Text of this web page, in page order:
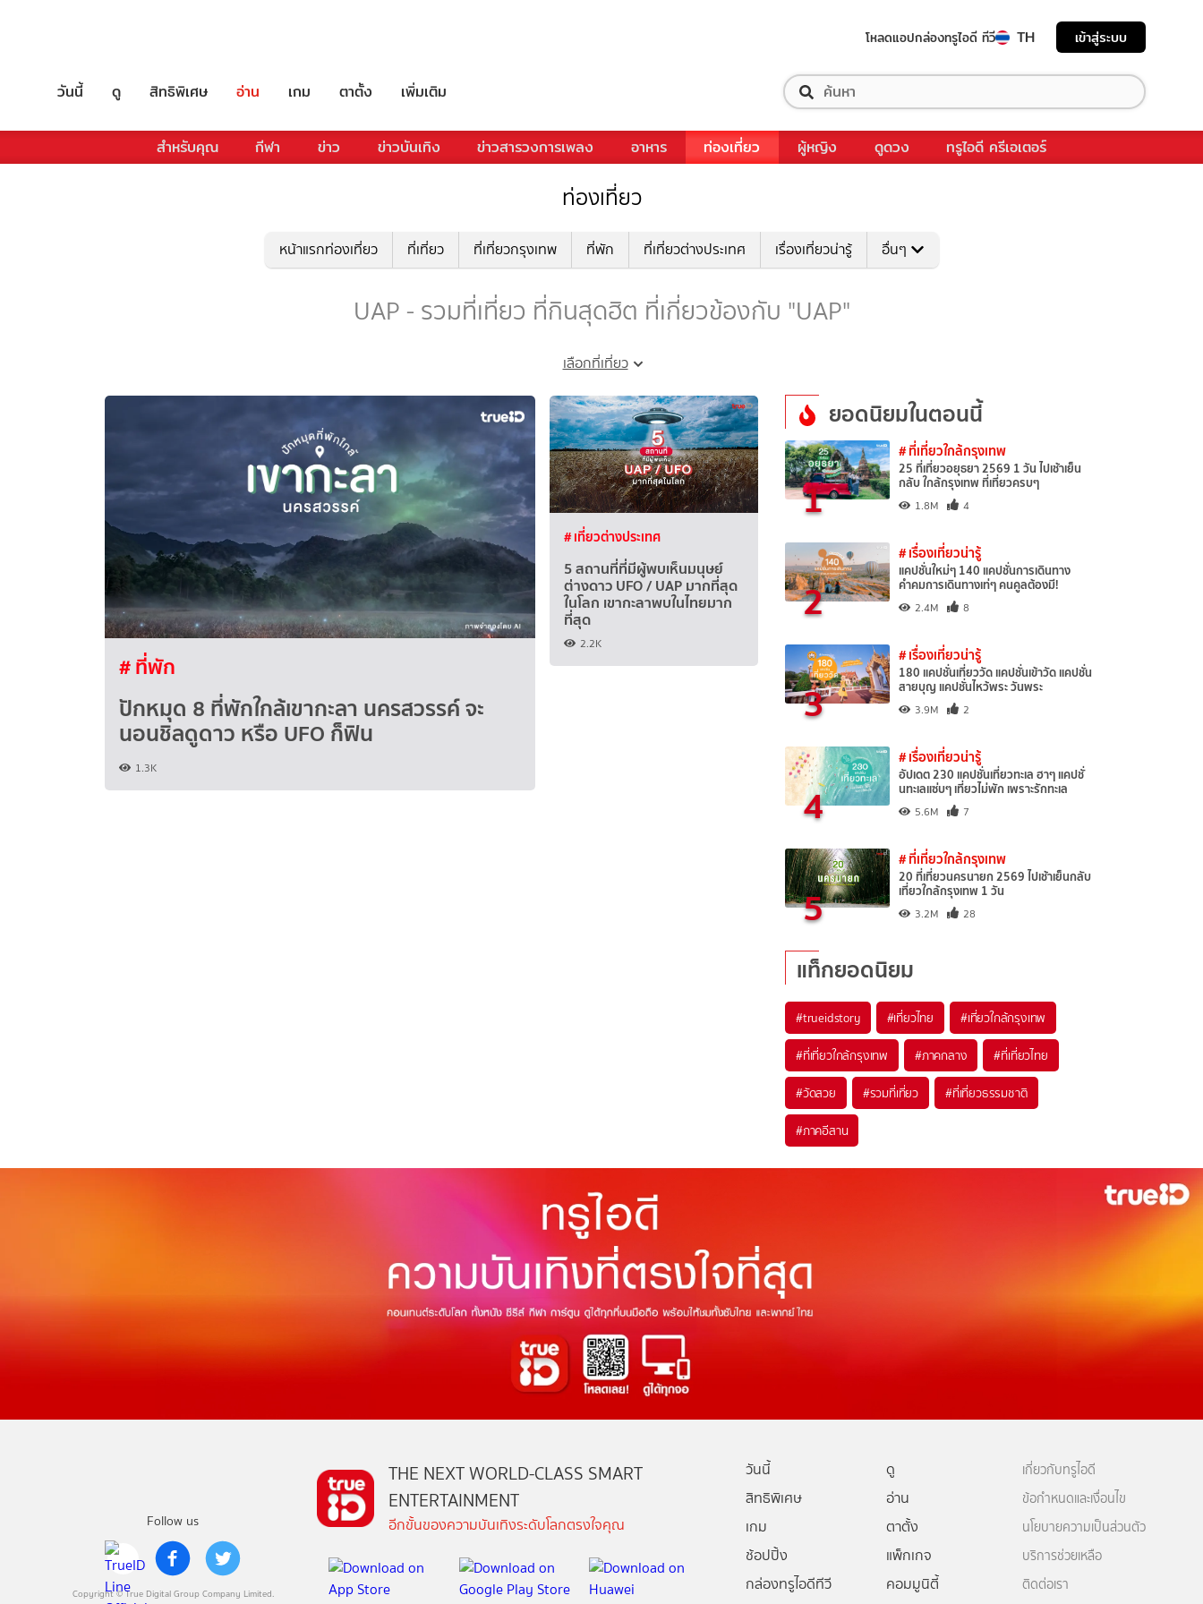
โหลดแอปกล่องทรูไอดี ทีวี TH เข้าสู่ระบบ
วันนี้ ดู สิทธิพิเศษ อ่าน เกม ตาตั้ง เพิ่มเติม
สำหรับคุณ กีฬา ข่าว ข่าวบันเทิง ข่าวสารวงการเพลง อาหาร ท่องเที่ยว ผู้หญิง ดูดวง ทรูไอดี ครีเอเตอร์
ท่องเที่ยว
หน้าแรกท่องเที่ยว ที่เที่ยว ที่เที่ยวกรุงเทพ ที่พัก ที่เที่ยวต่างประเทศ เรื่องเที่ยวน่ารู้ อื่นๆ
UAP - รวมที่เที่ยว ที่กินสุดฮิต ที่เกี่ยวข้องกับ "UAP"
เลือกที่เที่ยว
# ที่พัก
ปักหมุด 8 ที่พักใกล้เขากะลา นครสวรรค์ จะ
นอนชิลดูดาว หรือ UFO ก็ฟิน
1.3K
# เที่ยวต่างประเทศ
5 สถานที่ที่มีผู้พบเห็นมนุษย์
ต่างดาว UFO / UAP มากที่สุด
ในโลก เขากะลาพบในไทยมาก
ที่สุด
2.2K
ยอดนิยมในตอนนี้
1
# ที่เที่ยวใกล้กรุงเทพ
25 ที่เที่ยวอยุธยา 2569 1 วัน ไปเช้าเย็น
กลับ ใกล้กรุงเทพ ที่เที่ยวครบๆ
1.8M 4
2
# เรื่องเที่ยวน่ารู้
แคปชั่นใหม่ๆ 140 แคปชั่นการเดินทาง
คำคมการเดินทางเท่ๆ คนคูลต้องมี!
2.4M 8
3
# เรื่องเที่ยวน่ารู้
180 แคปชั่นเที่ยววัด แคปชั่นเข้าวัด แคปชั่น
สายบุญ แคปชั่นไหว้พระ วันพระ
3.9M 2
4
# เรื่องเที่ยวน่ารู้
อัปเดต 230 แคปชั่นเที่ยวทะเล ฮาๆ แคปชั่
นทะเลแซ่บๆ เที่ยวไม่พัก เพราะรักทะเล
5.6M 7
5
# ที่เที่ยวใกล้กรุงเทพ
20 ที่เที่ยวนครนายก 2569 ไปเช้าเย็นกลับ
เที่ยวใกล้กรุงเทพ 1 วัน
3.2M 28
แท็กยอดนิยม
#trueidstory #เที่ยวไทย #เที่ยวใกล้กรุงเทพ
#ที่เที่ยวใกล้กรุงเทพ #ภาคกลาง #ที่เที่ยวไทย
#วัดสวย #รวมที่เที่ยว #ที่เที่ยวธรรมชาติ
#ภาคอีสาน
Follow us
Copyright © True Digital Group Company Limited.
THE NEXT WORLD-CLASS SMART
ENTERTAINMENT
อีกขั้นของความบันเทิงระดับโลกตรงใจคุณ
วันนี้
ดู
สิทธิพิเศษ
อ่าน
เกม
ตาตั้ง
ช้อปปิ้ง
แพ็กเกจ
กล่องทรูไอดีทีวี
คอมมูนิตี้
เกี่ยวกับทรูไอดี
ข้อกำหนดและเงื่อนไข
นโยบายความเป็นส่วนตัว
บริการช่วยเหลือ
ติดต่อเรา